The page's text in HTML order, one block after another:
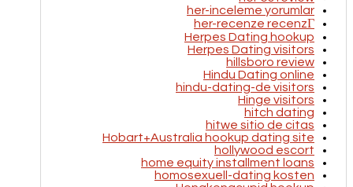
her-inceleme yorumlar
her-recenze recenzГ­
Herpes Dating hookup
Herpes Dating visitors
hillsboro review
Hindu Dating online
hindu-dating-de visitors
Hinge visitors
hitch dating
hitwe sitio de citas
Hobart+Australia hookup dating site
hollywood escort
home equity installment loans
homosexuell-dating kosten